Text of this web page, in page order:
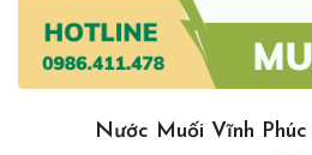
Nước Muối Vĩnh